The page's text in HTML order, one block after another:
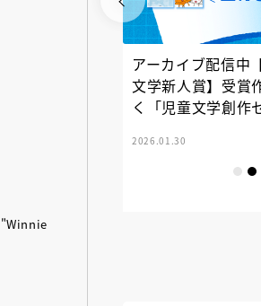
アーカイブ配信中
文学新人賞】受賞
く「児童文学創作
2026.01.30